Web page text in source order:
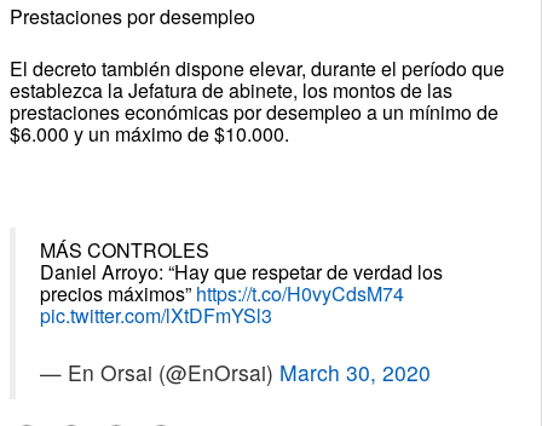
Prestaciones por desempleo
El decreto también dispone elevar, durante el período que
establezca la Jefatura de abinete, los montos de las
prestaciones económicas por desempleo a un mínimo de
$6.000 y un máximo de $10.000.
MÁS CONTROLES
Daniel Arroyo: “Hay que respetar de verdad los
precios máximos” https://t.co/H0vyCdsM74
pic.twitter.com/lXtDFmYSl3
— En Orsai (@EnOrsai) March 30, 2020